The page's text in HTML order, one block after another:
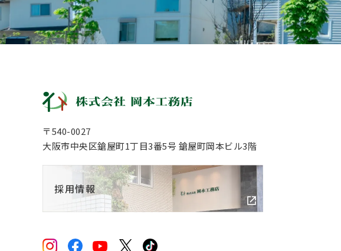
〒540-0027
大阪市中央区鎗屋町1丁目3番5号 鎗屋町岡本ビル3階
採用情報